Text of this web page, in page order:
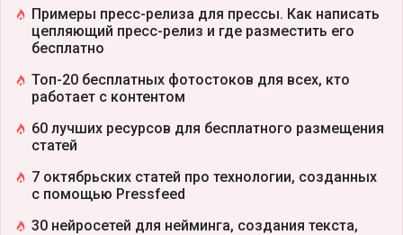
Примеры пресс-релиза для прессы. Как написать
цепляющий пресс-релиз и где разместить его
бесплатно
Топ-20 бесплатных фотостоков для всех, кто
работает с контентом
60 лучших ресурсов для бесплатного размещения
статей
7 октябрьских статей про технологии, созданных
с помощью Pressfeed
30 нейросетей для нейминга, создания текста,